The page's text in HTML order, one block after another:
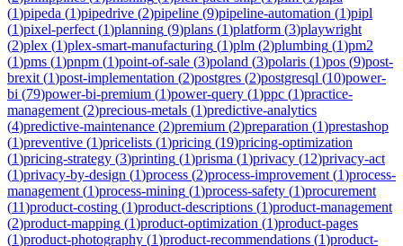
(1)pipeda (1)pipedrive (2)pipeline (9)pipeline-automation (1)pipl
(1)pixel-perfect (1)planning (9)plans (1)platform (3)playwright
(2)plex (1)plex-smart-manufacturing (1)plm (2)plumbing (1)pm2
(1)pms (1)pnpm (1)point-of-sale (3)poland (3)polaris (1)pos (9)post-
brexit (1)post-implementation (2)postgres (2)postgresql (10)power-
bi (79)power-bi-premium (1)power-query (1)ppc (1)practice-
management (2)precious-metals (1)predictive-analytics
(4)predictive-maintenance (2)premium (2)preparation (1)prestashop
(1)preventive (1)pricelists (1)pricing (19)pricing-optimization
(1)pricing-strategy (3)printing (1)prisma (1)privacy (12)privacy-act
(1)privacy-by-design (1)process (2)process-improvement (1)process-
management (1)process-mining (1)process-safety (1)procurement
(11)product-costing (1)product-descriptions (1)product-management
(2)product-mapping (1)product-optimization (1)product-pages
(1)product-photography (1)product-recommendations (1)product-